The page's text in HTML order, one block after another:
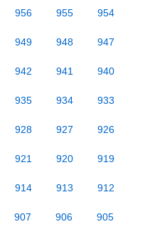
956 955 954
949 948 947
942 941 940
935 934 933
928 927 926
921 920 919
914 913 912
907 906 905